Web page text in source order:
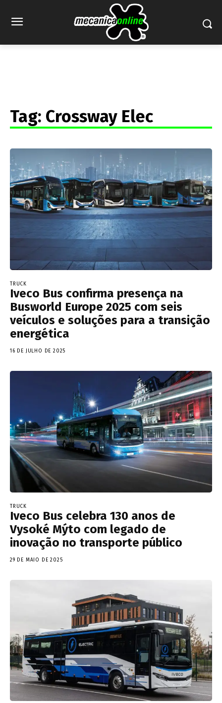
Tag: Crossway Elec
TRUCK
Iveco Bus confirma presença na
Busworld Europe 2025 com seis
veículos e soluções para a transição
energética
16 DE JULHO DE 2025
TRUCK
Iveco Bus celebra 130 anos de
Vysoké Mýto com legado de
inovação no transporte público
29 DE MAIO DE 2025